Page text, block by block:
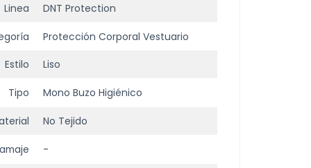
Linea DNT Protection
Protección Corporal Vestuario
Estilo Liso
Tipo Mono Buzo Higiénico
No Tejido
-